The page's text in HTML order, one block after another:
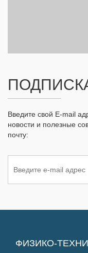
Введите свой E-mail
новости и полезные
почту:
ФИЗИКО-